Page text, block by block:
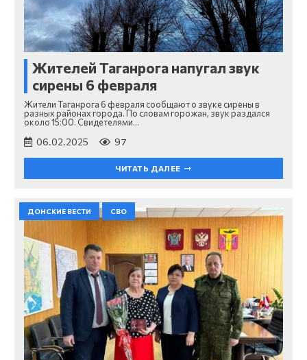
Жителей Таганрога напугал звук
сирены 6 февраля
Жители Таганрога 6 февраля сообщают о звуке сирены в
разных районах города. По словам горожан, звук раздался
около 15:00. Свидетелями…
06.02.2025 97
ЧИТАТЬ ДАЛЕЕ
ДОНСКИЕ ВЕСТИ СВО